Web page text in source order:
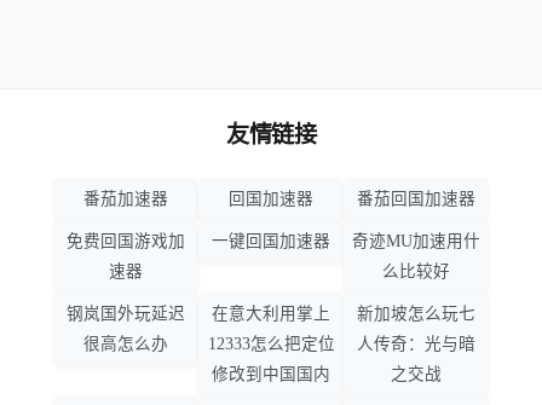
友情链接
番茄加速器 回国加速器 番茄回国加速器
免费回国游戏加
速器
一键回国加速器
奇迹MU加速用什
么比较好
钢岚国外玩延迟
很高怎么办
在意大利用掌上
12333怎么把定位
修改到中国国内
新加坡怎么玩七
人传奇：光与暗
之交战